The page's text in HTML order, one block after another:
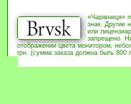
«Чарівниця»
знак. Другие
или
запрещено.
отображении цвета монитором,
грн. (сумма заказа должна быть 800